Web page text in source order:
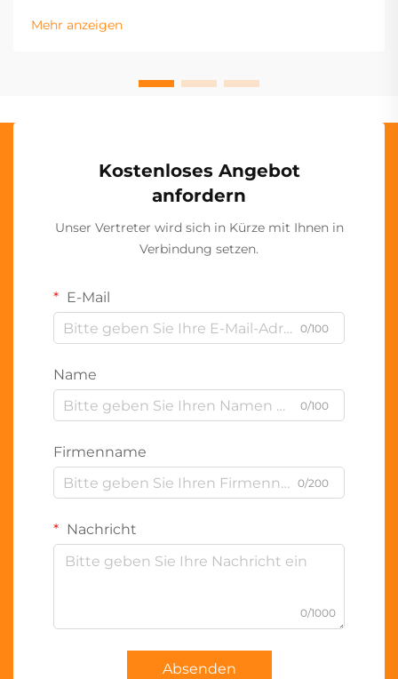
Mehr anzeigen
Kostenloses Angebot
anfordern
Unser Vertreter wird sich in Kürze mit Ihnen in
Verbindung setzen.
E-Mail
0/100
Name
0/100
Firmenname
0/200
Nachricht
0/1000
Absenden